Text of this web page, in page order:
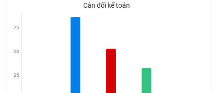
Cân đối kế toán
25
50
75
Thuật
(-)
Dịch